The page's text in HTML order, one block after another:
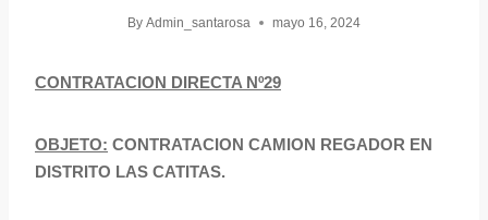
By Admin_santarosa mayo 16, 2024
CONTRATACION DIRECTA Nº29
OBJETO: CONTRATACION CAMION REGADOR EN
DISTRITO LAS CATITAS.